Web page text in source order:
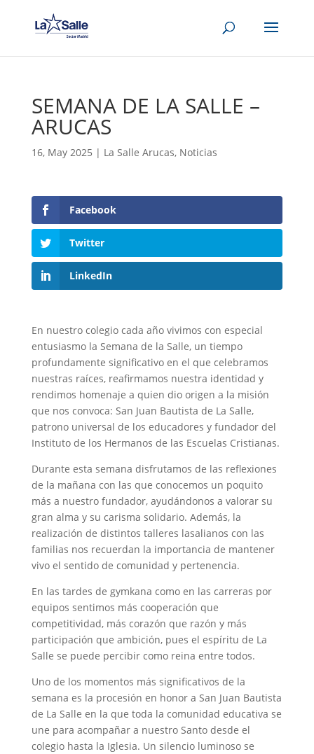
SEMANA DE LA SALLE –
ARUCAS
16, May 2025 | La Salle Arucas, Noticias
Facebook
Twitter
LinkedIn
En nuestro colegio cada año vivimos con especial
entusiasmo la Semana de la Salle, un tiempo
profundamente significativo en el que celebramos
nuestras raíces, reafirmamos nuestra identidad y
rendimos homenaje a quien dio origen a la misión
que nos convoca: San Juan Bautista de La Salle,
patrono universal de los educadores y fundador del
Instituto de los Hermanos de las Escuelas Cristianas.
Durante esta semana disfrutamos de las reflexiones
de la mañana con las que conocemos un poquito
más a nuestro fundador, ayudándonos a valorar su
gran alma y su carisma solidario. Además, la
realización de distintos talleres lasalianos con las
familias nos recuerdan la importancia de mantener
vivo el sentido de comunidad y pertenencia.
En las tardes de gymkana como en las carreras por
equipos sentimos más cooperación que
competitividad, más corazón que razón y más
participación que ambición, pues el espíritu de La
Salle se puede percibir como reina entre todos.
Uno de los momentos más significativos de la
semana es la procesión en honor a San Juan Bautista
de La Salle en la que toda la comunidad educativa se
une para acompañar a nuestro Santo desde el
colegio hasta la Iglesia. Un silencio luminoso se